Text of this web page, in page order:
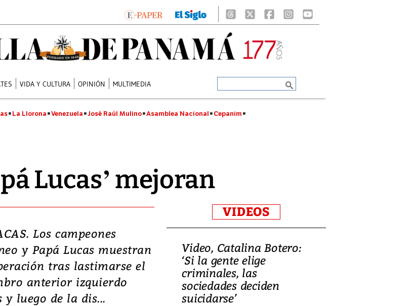
VIDA Y CULTURA OPINIÓN MULTIMEDIA
La Llorona Venezuela José Raúl Mulino Asamblea Nacional Cepanim
Lucas’ mejoran
Los campeones
y Papá Lucas muestran
tras lastimarse el
anterior izquierdo
y luego de la dis...
VIDEOS
Video, Japón: Terremoto
deja heridos y graves
daños en Kumamoto
Video, Catalina Botero:
‘Si la gente elige
criminales, las
sociedades deciden
suicidarse’